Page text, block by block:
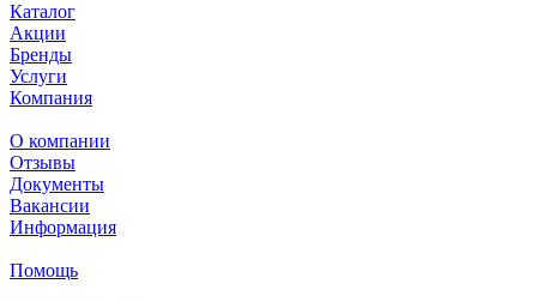
Каталог
Акции
Бренды
Услуги
Компания
О компании
Отзывы
Документы
Вакансии
Информация
Помощь